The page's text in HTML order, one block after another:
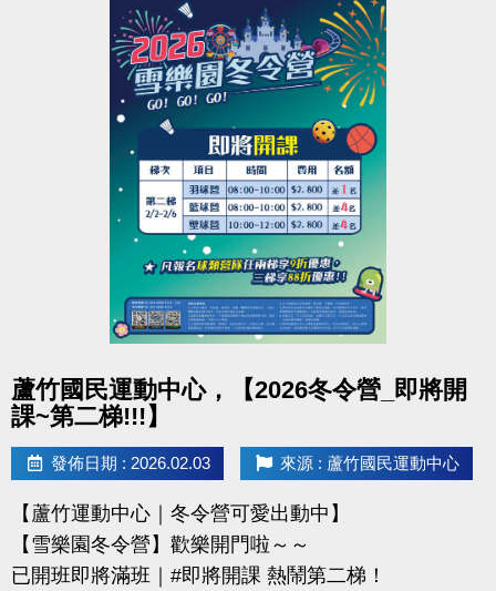
【加碼優惠】
凡報名球類營隊任兩梯享9折優惠，三梯享88折優惠!!
【報名資訊】開課前皆可報名，把握最後機會！
-洽詢專線：03-2639066 #115、116
-官網 :
https://www.lzsports.com.tw/zh_TW/news/pageID/1/
-FB : 桃園市蘆竹國民運動中心
-IG : @luzhusports
蘆竹國民運動中心，【2026冬令營_即將開
課~第二梯!!!】
發佈日期 : 2026.02.03 來源 : 蘆竹國民運動中心
【蘆竹運動中心｜冬令營可愛出動中】
【雪樂園冬令營】歡樂開門啦～～
已開班即將滿班｜#即將開課 熱鬧第二梯！